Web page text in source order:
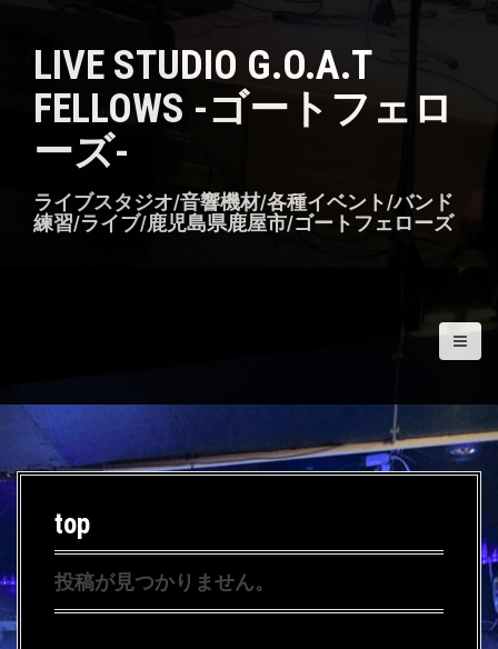
LIVE STUDIO G.O.A.T
FELLOWS -ゴートフェロ
ーズ-
ライブスタジオ/音響機材/各種イベント/バンド
練習/ライブ/鹿児島県鹿屋市/ゴートフェローズ
top
投稿が見つかりません。